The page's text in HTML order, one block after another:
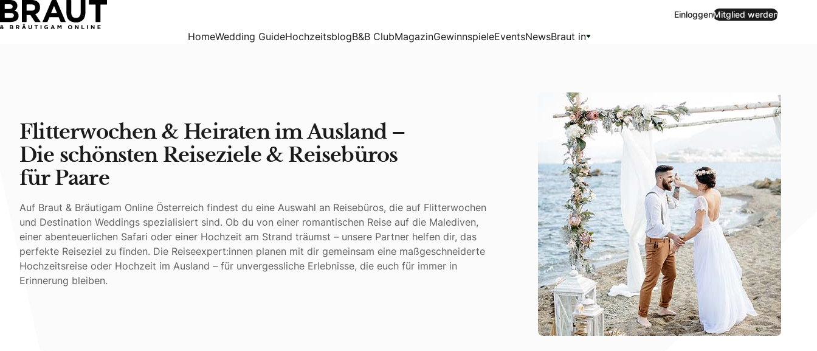
Flitterwochen & Heiraten im Ausland – Die schönsten Reiseziele & Reisebüros für Paare
EinloggenMitglied werden
HomeWedding GuideHochzeitsblogB&B ClubMagazinGewinnspieleEventsNewsBraut in
Flitterwochen & Heiraten im Ausland –
Die schönsten Reiseziele & Reisebüros
für Paare
Auf Braut & Bräutigam Online Österreich findest du eine Auswahl an Reisebüros, die auf Flitterwochen
und Destination Weddings spezialisiert sind. Ob du von einer romantischen Reise auf die Malediven,
einer abenteuerlichen Safari oder einer Hochzeit am Strand träumst – unsere Partner helfen dir, das
perfekte Reiseziel zu finden. Die Reiseexpert:innen planen mit dir gemeinsam eine maßgeschneiderte
Hochzeitsreise oder Hochzeit im Ausland – für unvergessliche Erlebnisse, die euch für immer in
Erinnerung bleiben.